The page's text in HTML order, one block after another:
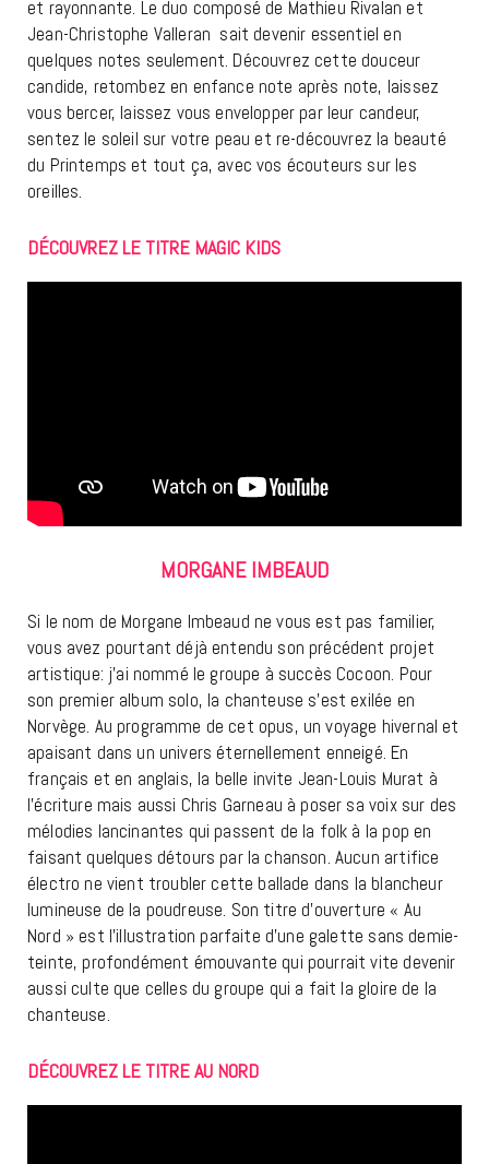
et rayonnante. Le duo composé de Mathieu Rivalan et
Jean-Christophe Valleran sait devenir essentiel en
quelques notes seulement. Découvrez cette douceur
candide, retombez en enfance note après note, laissez
vous bercer, laissez vous envelopper par leur candeur,
sentez le soleil sur votre peau et re-découvrez la beauté
du Printemps et tout ça, avec vos écouteurs sur les
oreilles.
DÉCOUVREZ LE TITRE MAGIC KIDS
MORGANE IMBEAUD
Si le nom de Morgane Imbeaud ne vous est pas familier,
vous avez pourtant déjà entendu son précédent projet
artistique: j’ai nommé le groupe à succès Cocoon. Pour
son premier album solo, la chanteuse s’est exilée en
Norvège. Au programme de cet opus, un voyage hivernal et
apaisant dans un univers éternellement enneigé. En
français et en anglais, la belle invite Jean-Louis Murat à
l’écriture mais aussi Chris Garneau à poser sa voix sur des
mélodies lancinantes qui passent de la folk à la pop en
faisant quelques détours par la chanson. Aucun artifice
électro ne vient troubler cette ballade dans la blancheur
lumineuse de la poudreuse. Son titre d’ouverture « Au
Nord » est l’illustration parfaite d’une galette sans demie-
teinte, profondément émouvante qui pourrait vite devenir
aussi culte que celles du groupe qui a fait la gloire de la
chanteuse.
DÉCOUVREZ LE TITRE AU NORD